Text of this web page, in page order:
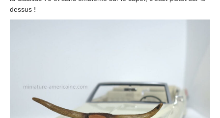
dessus !